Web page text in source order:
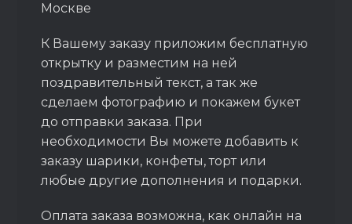
Москве
К Вашему заказу приложим бесплатную
открытку и разместим на ней
поздравительный текст, а так же
сделаем фотографию и покажем букет
до отправки заказа. При
необходимости Вы можете добавить к
заказу шарики, конфеты, торт или
любые другие дополнения и подарки.
Оплата заказа возможна, как онлайн на